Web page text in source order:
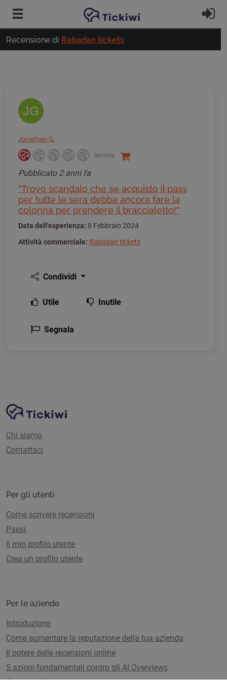
Vai al contenuto principale
Recensione di Rabadan tickets
JG
Jonathan G.
Terribile
Pubblicato 2 anni fa
"Trovo scandalo che se acquisto il pass
per tutte le sera debba ancora fare la
colonna per prendere il braccialetto!"
Data dell'esperienza: 8 Febbraio 2024
Attività commerciale: Rabadan tickets
Condividi
Utile Inutile
Segnala
Navigazione del sito
Piattaforma Tickiwi
Chi siamo
Contattaci
Per gli utenti
Come scrivere recensioni
Paesi
Il mio profilo utente
Crea un profilo utente
Per le aziende
Introduzione
Come aumentare la reputazione della tua azienda
Il potere delle recensioni online
5 azioni fondamentali contro gli AI Overviews